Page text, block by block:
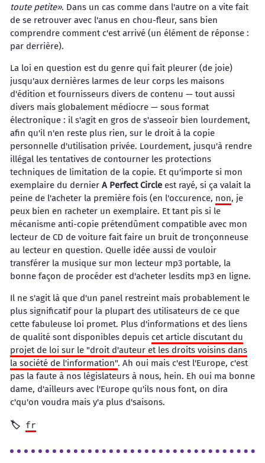
toute petite». Dans un cas comme dans l'autre on a vite fait
de se retrouver avec l'anus en chou-fleur, sans bien
comprendre comment c'est arrivé (un élément de réponse :
par derrière).
La loi en question est du genre qui fait pleurer (de joie)
jusqu'aux dernières larmes de leur corps les maisons
d'édition et fournisseurs divers de contenu — tout aussi
divers mais globalement médiocre — sous format
électronique : il s'agit en gros de s'asseoir bien lourdement,
afin qu'il n'en reste plus rien, sur le droit à la copie
personnelle d'utilisation privée. Lourdement, jusqu'à rendre
illégal les tentatives de contourner les protections
techniques de limitation de la copie. Et qu'importe si mon
exemplaire du dernier A Perfect Circle est rayé, si ça valait la
peine de l'acheter la première fois (en l'occurence, non, je
peux bien en racheter un exemplaire. Et tant pis si le
mécanisme anti-copie prétendûment compatible avec mon
lecteur de CD de voiture fait faire un bruit de tronçonneuse
au lecteur en question. Quelle idée aussi de vouloir
transférer la musique sur mon lecteur mp3 portable, la
bonne façon de procéder est d'acheter lesdits mp3 en ligne.
Il ne s'agit là que d'un panel restreint mais probablement le
plus significatif pour la plupart des utilisateurs de ce que
cette fabuleuse loi promet. Plus d'informations et des liens
de qualité sont disponibles depuis cet article discutant du
projet de loi sur le "droit d'auteur et les droits voisins dans
la société de l'information". Ah oui mais c'est l'Europe, c'est
pas la faute à nos législateurs à nous, hein. Eh oui ma bonne
dame, d'ailleurs avec l'Europe qu'ils nous font, on dira
c'qu'on voudra mais y'a plus d'saisons.
fr